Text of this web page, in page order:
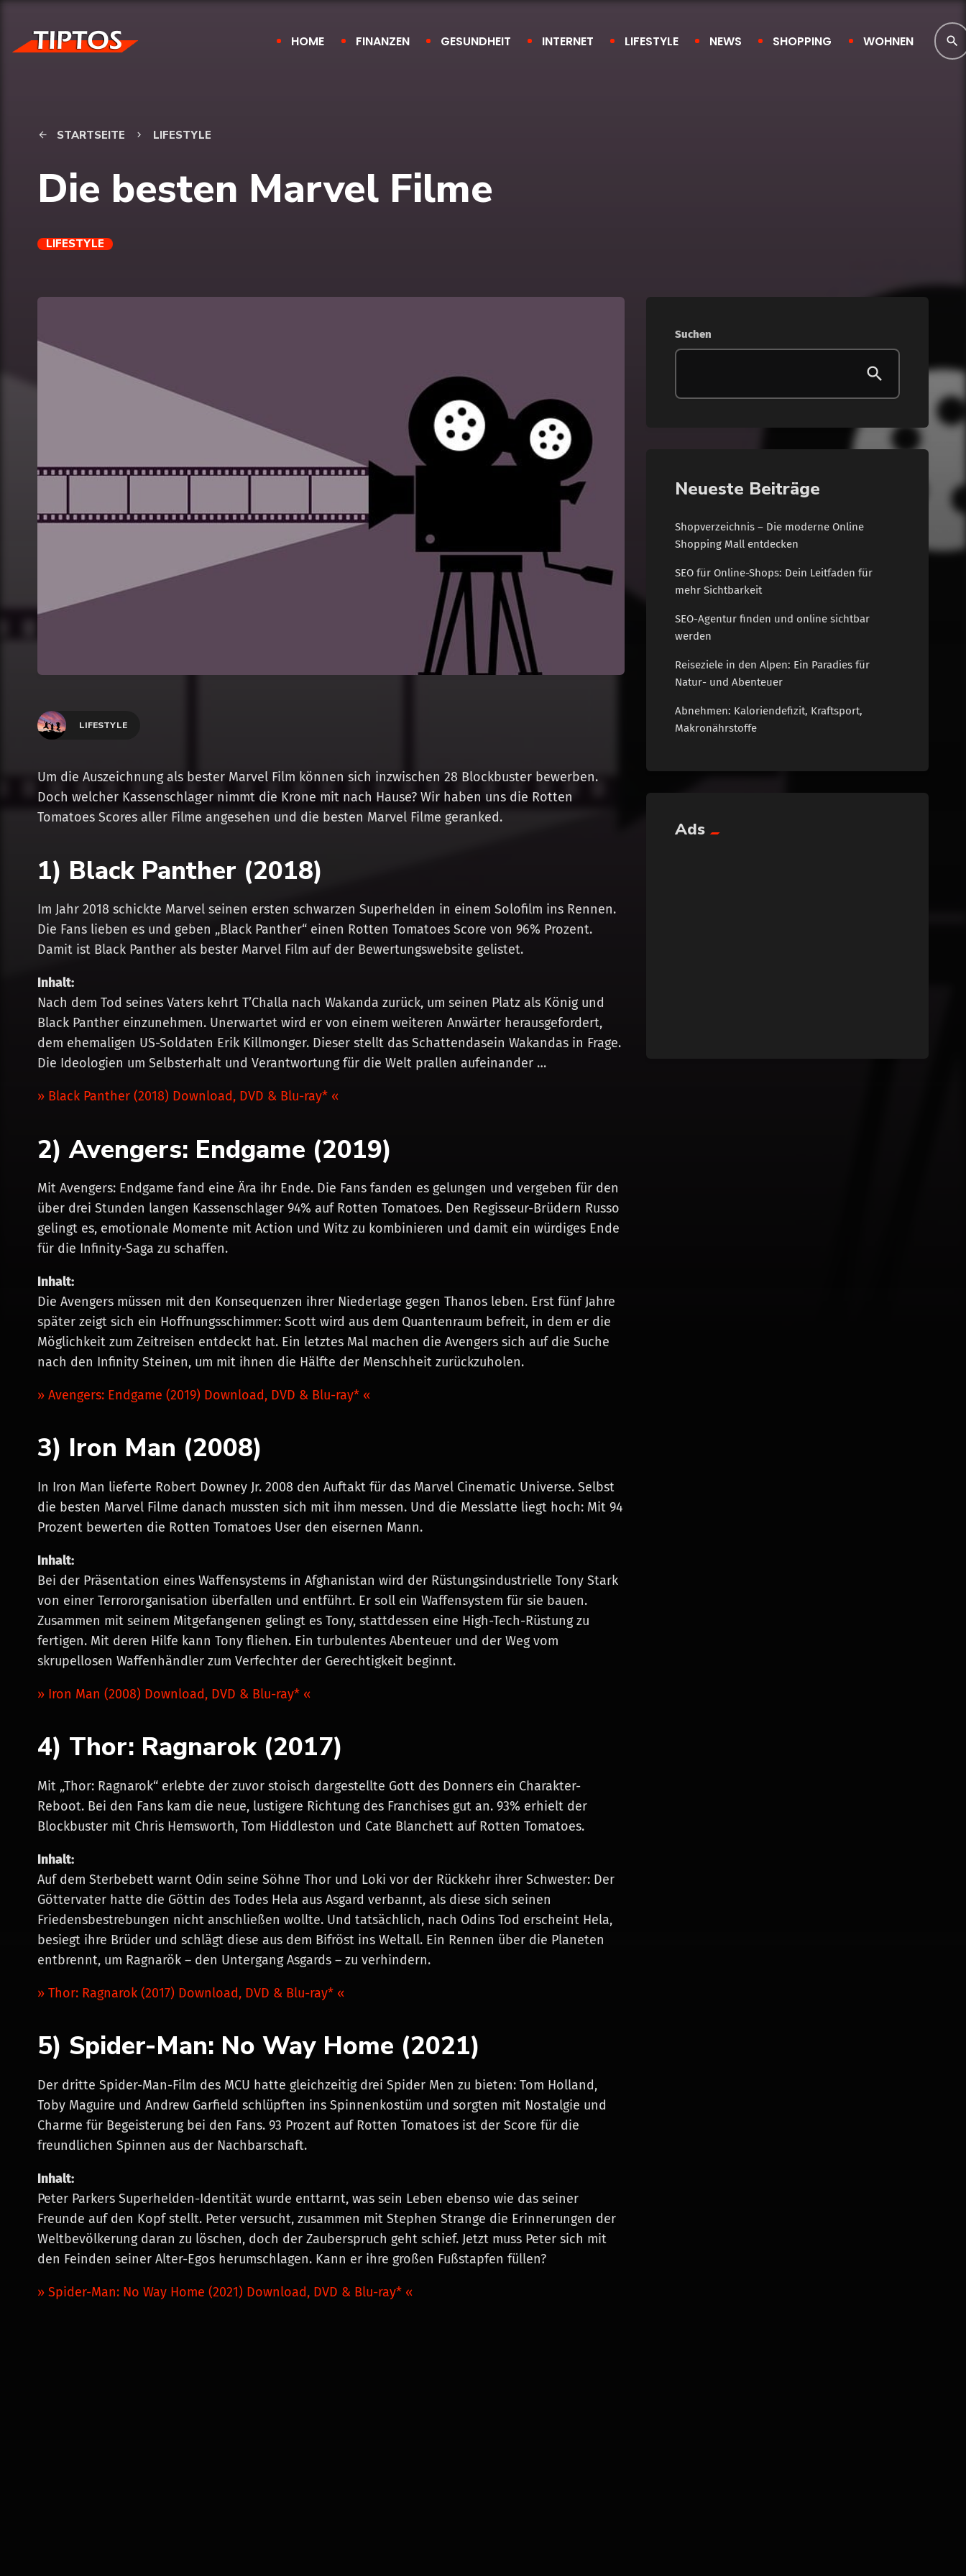
HOME FINANZEN GESUNDHEIT INTERNET LIFESTYLE NEWS SHOPPING WOHNEN search
arrow_back STARTSEITE keyboard_arrow_right LIFESTYLE
Die besten Marvel Filme
LIFESTYLE
LIFESTYLE
Um die Auszeichnung als bester Marvel Film können sich inzwischen 28 Blockbuster bewerben.
Doch welcher Kassenschlager nimmt die Krone mit nach Hause? Wir haben uns die Rotten
Tomatoes Scores aller Filme angesehen und die besten Marvel Filme geranked.
1) Black Panther (2018)
Im Jahr 2018 schickte Marvel seinen ersten schwarzen Superhelden in einem Solofilm ins Rennen.
Die Fans lieben es und geben „Black Panther“ einen Rotten Tomatoes Score von 96% Prozent.
Damit ist Black Panther als bester Marvel Film auf der Bewertungswebsite gelistet.
Inhalt:
Nach dem Tod seines Vaters kehrt T’Challa nach Wakanda zurück, um seinen Platz als König und
Black Panther einzunehmen. Unerwartet wird er von einem weiteren Anwärter herausgefordert,
dem ehemaligen US-Soldaten Erik Killmonger. Dieser stellt das Schattendasein Wakandas in Frage.
Die Ideologien um Selbsterhalt und Verantwortung für die Welt prallen aufeinander …
» Black Panther (2018) Download, DVD & Blu-ray* «
2) Avengers: Endgame (2019)
Mit Avengers: Endgame fand eine Ära ihr Ende. Die Fans fanden es gelungen und vergeben für den
über drei Stunden langen Kassenschlager 94% auf Rotten Tomatoes. Den Regisseur-Brüdern Russo
gelingt es, emotionale Momente mit Action und Witz zu kombinieren und damit ein würdiges Ende
für die Infinity-Saga zu schaffen.
Inhalt:
Die Avengers müssen mit den Konsequenzen ihrer Niederlage gegen Thanos leben. Erst fünf Jahre
später zeigt sich ein Hoffnungsschimmer: Scott wird aus dem Quantenraum befreit, in dem er die
Möglichkeit zum Zeitreisen entdeckt hat. Ein letztes Mal machen die Avengers sich auf die Suche
nach den Infinity Steinen, um mit ihnen die Hälfte der Menschheit zurückzuholen.
» Avengers: Endgame (2019) Download, DVD & Blu-ray* «
3) Iron Man (2008)
In Iron Man lieferte Robert Downey Jr. 2008 den Auftakt für das Marvel Cinematic Universe. Selbst
die besten Marvel Filme danach mussten sich mit ihm messen. Und die Messlatte liegt hoch: Mit 94
Prozent bewerten die Rotten Tomatoes User den eisernen Mann.
Inhalt:
Bei der Präsentation eines Waffensystems in Afghanistan wird der Rüstungsindustrielle Tony Stark
von einer Terrororganisation überfallen und entführt. Er soll ein Waffensystem für sie bauen.
Zusammen mit seinem Mitgefangenen gelingt es Tony, stattdessen eine High-Tech-Rüstung zu
fertigen. Mit deren Hilfe kann Tony fliehen. Ein turbulentes Abenteuer und der Weg vom
skrupellosen Waffenhändler zum Verfechter der Gerechtigkeit beginnt.
» Iron Man (2008) Download, DVD & Blu-ray* «
4) Thor: Ragnarok (2017)
Mit „Thor: Ragnarok“ erlebte der zuvor stoisch dargestellte Gott des Donners ein Charakter-
Reboot. Bei den Fans kam die neue, lustigere Richtung des Franchises gut an. 93% erhielt der
Blockbuster mit Chris Hemsworth, Tom Hiddleston und Cate Blanchett auf Rotten Tomatoes.
Inhalt:
Auf dem Sterbebett warnt Odin seine Söhne Thor und Loki vor der Rückkehr ihrer Schwester: Der
Göttervater hatte die Göttin des Todes Hela aus Asgard verbannt, als diese sich seinen
Friedensbestrebungen nicht anschließen wollte. Und tatsächlich, nach Odins Tod erscheint Hela,
besiegt ihre Brüder und schlägt diese aus dem Bifröst ins Weltall. Ein Rennen über die Planeten
entbrennt, um Ragnarök – den Untergang Asgards – zu verhindern.
» Thor: Ragnarok (2017) Download, DVD & Blu-ray* «
5) Spider-Man: No Way Home (2021)
Der dritte Spider-Man-Film des MCU hatte gleichzeitig drei Spider Men zu bieten: Tom Holland,
Toby Maguire und Andrew Garfield schlüpften ins Spinnenkostüm und sorgten mit Nostalgie und
Charme für Begeisterung bei den Fans. 93 Prozent auf Rotten Tomatoes ist der Score für die
freundlichen Spinnen aus der Nachbarschaft.
Inhalt:
Peter Parkers Superhelden-Identität wurde enttarnt, was sein Leben ebenso wie das seiner
Freunde auf den Kopf stellt. Peter versucht, zusammen mit Stephen Strange die Erinnerungen der
Weltbevölkerung daran zu löschen, doch der Zauberspruch geht schief. Jetzt muss Peter sich mit
den Feinden seiner Alter-Egos herumschlagen. Kann er ihre großen Fußstapfen füllen?
» Spider-Man: No Way Home (2021) Download, DVD & Blu-ray* «
Suchen
Neueste Beiträge
Shopverzeichnis – Die moderne Online
Shopping Mall entdecken
SEO für Online-Shops: Dein Leitfaden für
mehr Sichtbarkeit
SEO-Agentur finden und online sichtbar
werden
Reiseziele in den Alpen: Ein Paradies für
Natur- und Abenteuer
Abnehmen: Kaloriendefizit, Kraftsport,
Makronährstoffe
Ads